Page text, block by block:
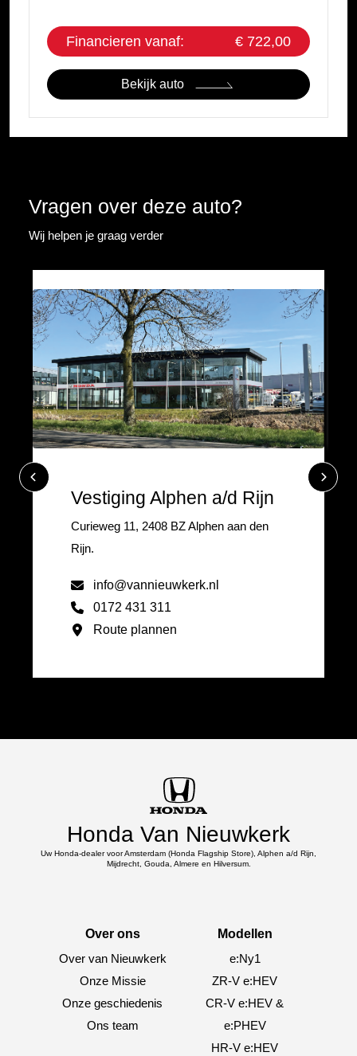
Financieren vanaf: € 722,00
Bekijk auto
Vragen over deze auto?
Wij helpen je graag verder
Vestiging Alphen a/d Rijn
Curieweg 11, 2408 BZ Alphen aan den
Rijn.
info@vannieuwkerk.nl
0172 431 311
Route plannen
Honda Van Nieuwkerk
Uw Honda-dealer voor Amsterdam (Honda Flagship Store), Alphen a/d Rijn,
Mijdrecht, Gouda, Almere en Hilversum.
Over ons
Over van Nieuwkerk
Onze Missie
Onze geschiedenis
Ons team
Modellen
e:Ny1
ZR-V e:HEV
CR-V e:HEV &
e:PHEV
HR-V e:HEV